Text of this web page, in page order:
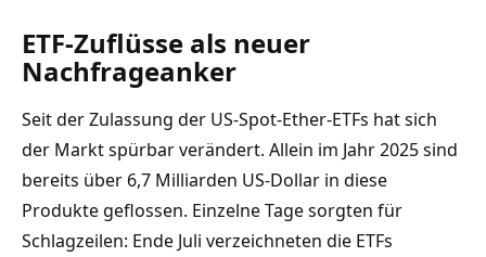
ETF-Zuflüsse als neuer
Nachfrageanker
Seit der Zulassung der US-Spot-Ether-ETFs hat sich
der Markt spürbar verändert. Allein im Jahr 2025 sind
bereits über 6,7 Milliarden US-Dollar in diese
Produkte geflossen. Einzelne Tage sorgten für
Schlagzeilen: Ende Juli verzeichneten die ETFs